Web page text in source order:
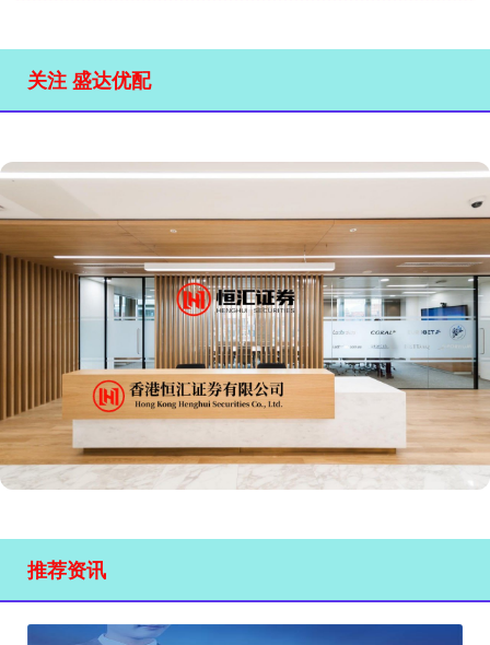
关注 盛达优配
推荐资讯